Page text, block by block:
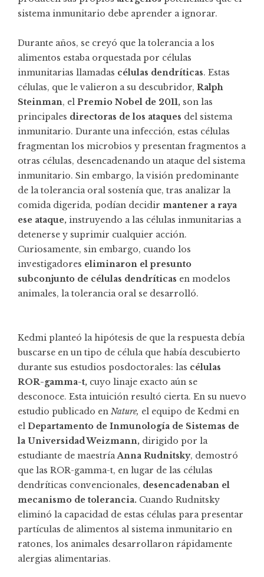
sistema inmunitario debe aprender a ignorar.
Durante años, se creyó que la tolerancia a los
alimentos estaba orquestada por células
inmunitarias llamadas células dendríticas. Estas
células, que le valieron a su descubridor, Ralph
Steinman, el Premio Nobel de 2011, son las
principales directoras de los ataques del sistema
inmunitario. Durante una infección, estas células
fragmentan los microbios y presentan fragmentos a
otras células, desencadenando un ataque del sistema
inmunitario. Sin embargo, la visión predominante
de la tolerancia oral sostenía que, tras analizar la
comida digerida, podían decidir mantener a raya
ese ataque, instruyendo a las células inmunitarias a
detenerse y suprimir cualquier acción.
Curiosamente, sin embargo, cuando los
investigadores eliminaron el presunto
subconjunto de células dendríticas en modelos
animales, la tolerancia oral se desarrolló.
Kedmi planteó la hipótesis de que la respuesta debía
buscarse en un tipo de célula que había descubierto
durante sus estudios posdoctorales: las células
ROR-gamma-t, cuyo linaje exacto aún se
desconoce. Esta intuición resultó cierta. En su nuevo
estudio publicado en Nature, el equipo de Kedmi en
el Departamento de Inmunología de Sistemas de
la Universidad Weizmann, dirigido por la
estudiante de maestríaAnna Rudnitsky, demostró
que las ROR-gamma-t, en lugar de las células
dendríticas convencionales, desencadenaban el
mecanismo de tolerancia. Cuando Rudnitsky
eliminó la capacidad de estas células para presentar
partículas de alimentos al sistema inmunitario en
ratones, los animales desarrollaron rápidamente
alergias alimentarias.